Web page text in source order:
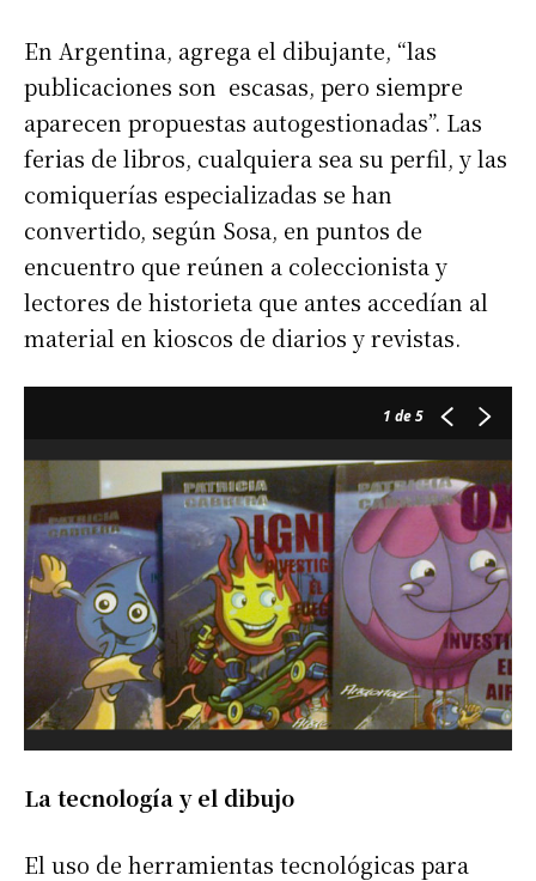
En Argentina, agrega el dibujante, “las
publicaciones son escasas, pero siempre
aparecen propuestas autogestionadas”. Las
ferias de libros, cualquiera sea su perfil, y las
comiquerías especializadas se han
convertido, según Sosa, en puntos de
encuentro que reúnen a coleccionista y
lectores de historieta que antes accedían al
material en kioscos de diarios y revistas.
1 de 5
La tecnología y el dibujo
El uso de herramientas tecnológicas para